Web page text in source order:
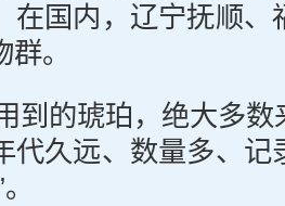
在国内，辽宁抚顺、
。
到的琥珀，绝大多
代久远、数量多、记